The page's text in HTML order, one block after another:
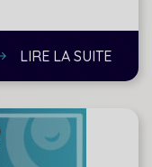
LIRE LA SUITE